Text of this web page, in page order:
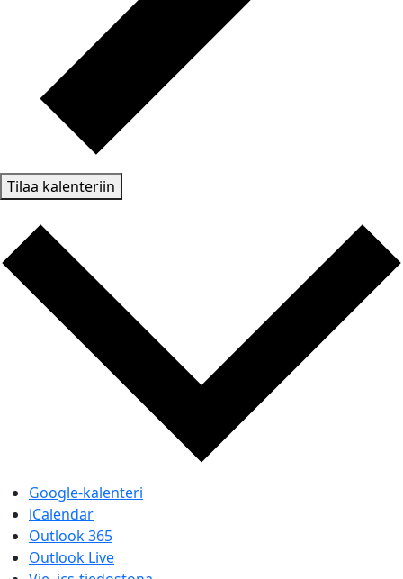
Tilaa kalenteriin
Google-kalenteri
iCalendar
Outlook 365
Outlook Live